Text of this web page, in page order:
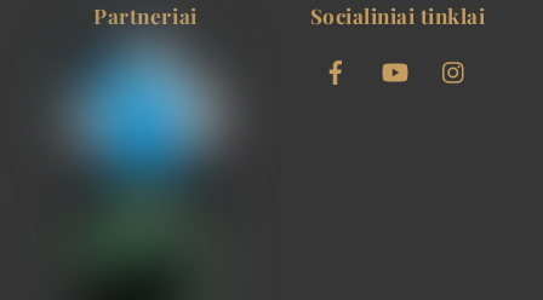
Partneriai Socialiniai tinklai